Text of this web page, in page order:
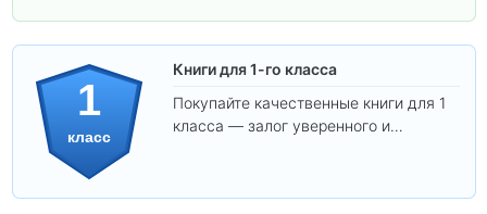
1
класс
Книги для 1-го класса
Покупайте качественные книги для 1
класса — залог уверенного и